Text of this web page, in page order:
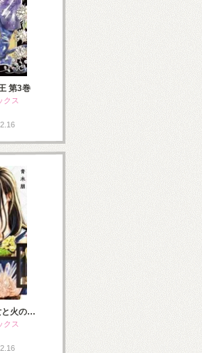
第3巻
クス
と火の…
クス